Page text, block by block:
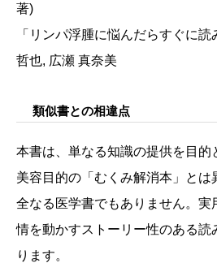
著)
「リンパ浮腫に悩んだらすぐに
哲也, 広瀬 真奈美
類似書との相違点
本書は、単なる知識の提供を目的
美容目的の「むくみ解消本」とは
全なる医学書でもありません。実
情を動かすストーリー性のある読
ります。